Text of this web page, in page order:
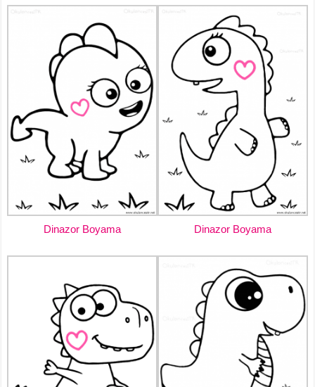
Dinazor Boyama Dinazor Boyama